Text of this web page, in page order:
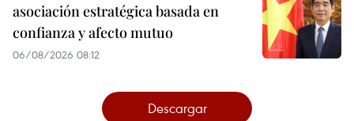
asociación estratégica basada en
confianza y afecto mutuo
06/08/2026 08:12
Descargar